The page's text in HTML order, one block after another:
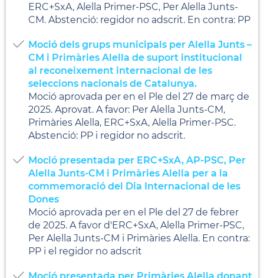
ERC+SxA, Alella Primer-PSC, Per Alella Junts-
CM. Abstenció: regidor no adscrit. En contra: PP
Moció dels grups municipals per Alella Junts –
CM i Primàries Alella de suport institucional
al reconeixement internacional de les
seleccions nacionals de Catalunya.
Moció aprovada per en el Ple del 27 de març de
2025. Aprovat. A favor: Per Alella Junts-CM,
Primàries Alella, ERC+SxA, Alella Primer-PSC.
Abstenció: PP i regidor no adscrit.
Moció presentada per ERC+SxA, AP-PSC, Per
Alella Junts-CM i Primàries Alella per a la
commemoració del Dia Internacional de les
Dones
Moció aprovada per en el Ple del 27 de febrer
de 2025. A favor d'ERC+SxA, Alella Primer-PSC,
Per Alella Junts-CM i Primàries Alella. En contra:
PP i el regidor no adscrit